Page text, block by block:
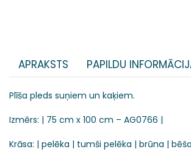
APRAKSTS PAPILDU
Plīša pleds suņiem un kaķiem.
Izmērs: | 75 cm x 100 cm – AG0766 |
Krāsa: | pelēka | tumši pelēka | brūna |